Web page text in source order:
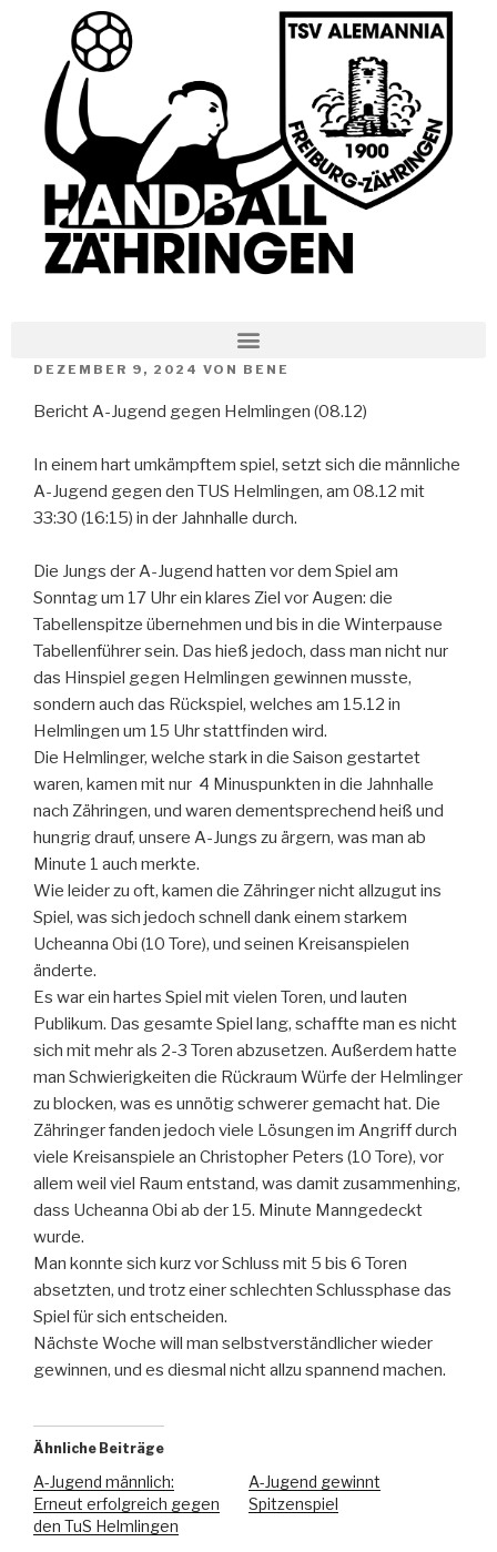
DEZEMBER 9, 2024 VON BENE
Bericht A-Jugend gegen Helmlingen (08.12)
In einem hart umkämpftem spiel, setzt sich die männliche
A-Jugend gegen den TUS Helmlingen, am 08.12 mit
33:30 (16:15) in der Jahnhalle durch.
Die Jungs der A-Jugend hatten vor dem Spiel am
Sonntag um 17 Uhr ein klares Ziel vor Augen: die
Tabellenspitze übernehmen und bis in die Winterpause
Tabellenführer sein. Das hieß jedoch, dass man nicht nur
das Hinspiel gegen Helmlingen gewinnen musste,
sondern auch das Rückspiel, welches am 15.12 in
Helmlingen um 15 Uhr stattfinden wird.
Die Helmlinger, welche stark in die Saison gestartet
waren, kamen mit nur 4 Minuspunkten in die Jahnhalle
nach Zähringen, und waren dementsprechend heiß und
hungrig drauf, unsere A-Jungs zu ärgern, was man ab
Minute 1 auch merkte.
Wie leider zu oft, kamen die Zähringer nicht allzugut ins
Spiel, was sich jedoch schnell dank einem starkem
Ucheanna Obi (10 Tore), und seinen Kreisanspielen
änderte.
Es war ein hartes Spiel mit vielen Toren, und lauten
Publikum. Das gesamte Spiel lang, schaffte man es nicht
sich mit mehr als 2-3 Toren abzusetzen. Außerdem hatte
man Schwierigkeiten die Rückraum Würfe der Helmlinger
zu blocken, was es unnötig schwerer gemacht hat. Die
Zähringer fanden jedoch viele Lösungen im Angriff durch
viele Kreisanspiele an Christopher Peters (10 Tore), vor
allem weil viel Raum entstand, was damit zusammenhing,
dass Ucheanna Obi ab der 15. Minute Manngedeckt
wurde.
Man konnte sich kurz vor Schluss mit 5 bis 6 Toren
absetzten, und trotz einer schlechten Schlussphase das
Spiel für sich entscheiden.
Nächste Woche will man selbstverständlicher wieder
gewinnen, und es diesmal nicht allzu spannend machen.
Ähnliche Beiträge
A-Jugend männlich:
Erneut erfolgreich gegen
den TuS Helmlingen
A-Jugend gewinnt
Spitzenspiel